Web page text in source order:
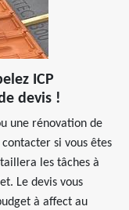
ICP
devis !
une rénovation de
si vous êtes
les tâches à
Le devis vous
à affect au